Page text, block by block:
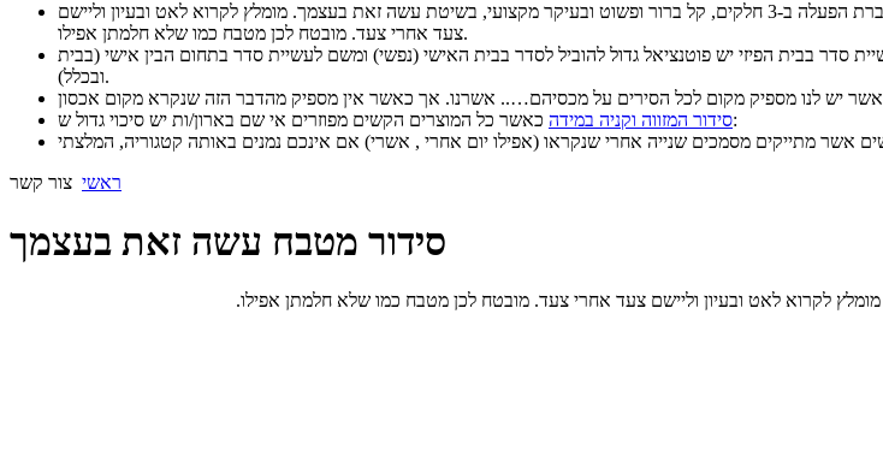
סידור המטבח - חוברת הפעלה ב-3 חלקים, קל ברור ופשוט ובעיקר מקצועי, בשיטת עשה זאת בעצמך. מומלץ לקרוא לאט ובעיון וליישם
צעד אחרי צעד. מובטח לכן מטבח כמו שלא חלמתן אפילו.
סדר בבית הפיזי יש פוטנציאל גדול להוביל לסדר בבית האישי (נפשי) ומשם לעשיית סדר בתחום הבין אישי (בבית
ובכלל).
סידור המזווה וקניה במידהכאשר כל המוצרים הקשים מפוזרים אי שם בארון/ות יש סיכוי גדול ש:
ראשי צור קשר
סידור מטבח עשה זאת בעצמך